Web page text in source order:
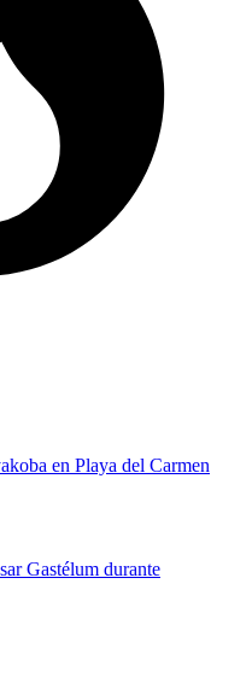
en Playa del Carmen
Gastélum durante